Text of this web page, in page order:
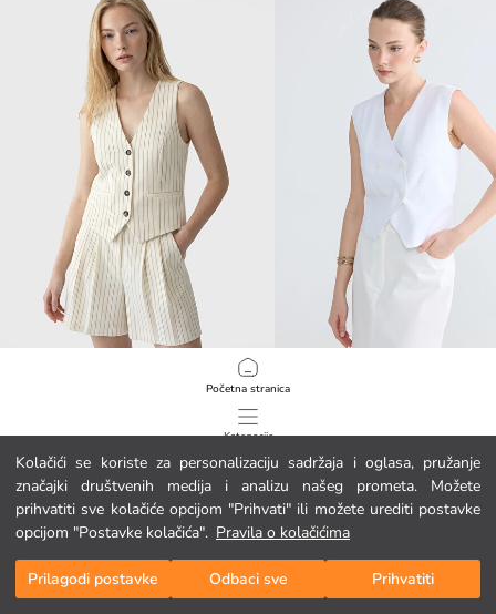
Kolačići se koriste za personalizaciju sadržaja i oglasa, pružanje
značajki društvenih medija i analizu našeg prometa. Možete
prihvatiti sve kolačiće opcijom "Prihvati" ili možete urediti postavke
opcijom "Postavke kolačića". Pravila o kolačićima
Prilagodi postavke Odbaci sve Prihvatiti
Početna stranica
Kategorije
Moja košarica
Prugasti prsluk za odijelo od tkanine s izgledom lana za žene
Klasični ženski prsluk od mješavine